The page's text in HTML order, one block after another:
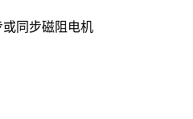
同步磁阻电机